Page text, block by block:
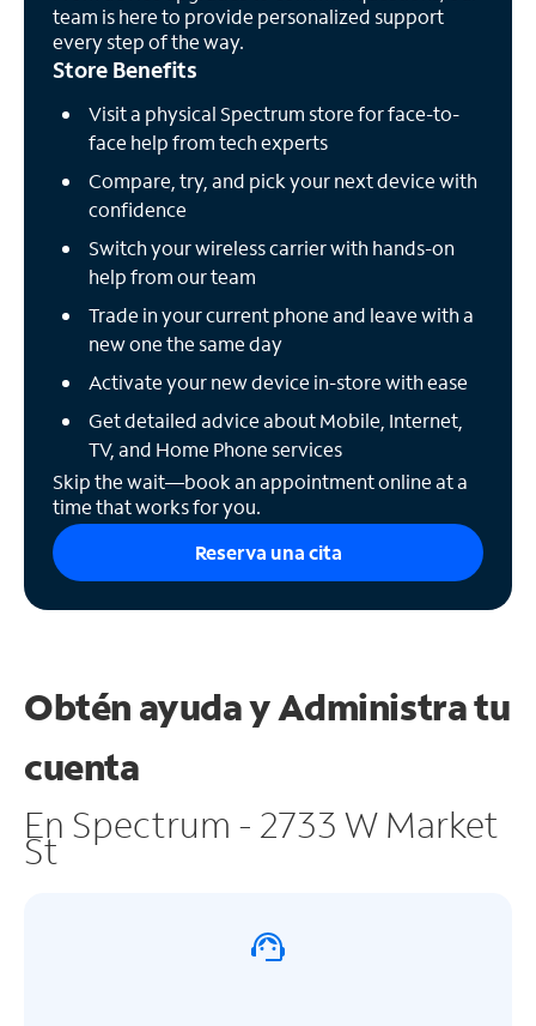
team is here to provide personalized support
every step of the way.
Store Benefits
Visit a physical Spectrum store for face-to-
face help from tech experts
Compare, try, and pick your next device with
confidence
Switch your wireless carrier with hands-on
help from our team
Trade in your current phone and leave with a
new one the same day
Activate your new device in-store with ease
Get detailed advice about Mobile, Internet,
TV, and Home Phone services
Skip the wait—book an appointment online at a
time that works for you.
Reserva una cita
Obtén ayuda yAdministra tu
cuenta
En Spectrum - 2733 W Market
St